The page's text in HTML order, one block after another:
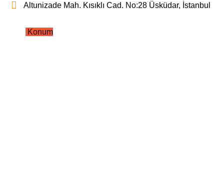
Altunizade Mah. Kısıklı Cad. No:28 Üsküdar, İstanbul
Konum